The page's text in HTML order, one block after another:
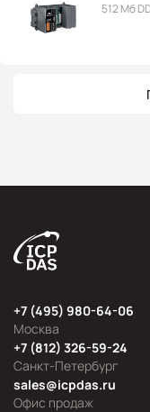
512 Мб
Москва
+7 (495) 980-64-06
Офис продаж
sales@icpdas.ru
Санкт-Петербург
+7 (812) 326-59-24